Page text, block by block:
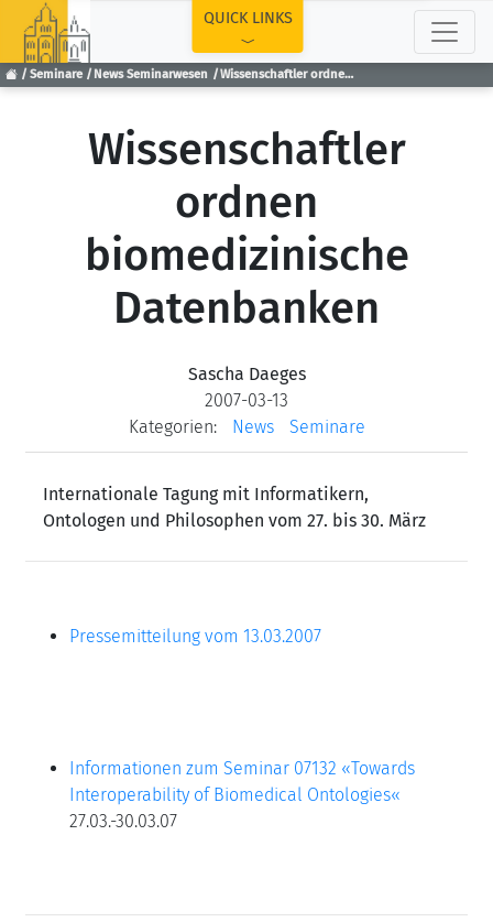
Seminare News Seminarwesen Wissenschaftler ordnen biomedizinische Datenbanken
QUICK LINKS
Wissenschaftler
ordnen
biomedizinische
Datenbanken
Sascha Daeges
2007-03-13
Kategorien:
News Seminare
Internationale Tagung mit Informatikern,
Ontologen und Philosophen vom 27. bis 30. März
Pressemitteilung vom 13.03.2007
Informationen zum Seminar 07132 «Towards
Interoperability of Biomedical Ontologies«
27.03.-30.03.07